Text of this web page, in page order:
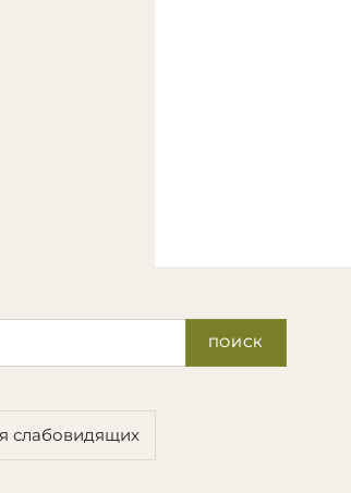
ПОИСК
слабовидящих